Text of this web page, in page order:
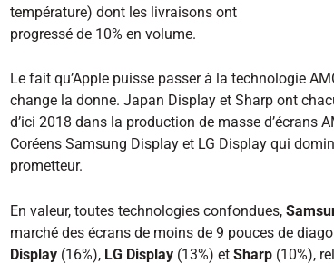
température) dont les livraisons ont
progressé de 10% en volume.
Le fait qu’Apple puisse passer à la technologie
change la donne. Japan Display et Sharp ont
d’ici 2018 dans la production de masse d’écrans
Coréens Samsung Display et LG Display qui
prometteur.
En valeur, toutes technologies confondues,
marché des écrans de moins de 9 pouces de
Display (16%), LG Display (13%) et Sharp (10%),